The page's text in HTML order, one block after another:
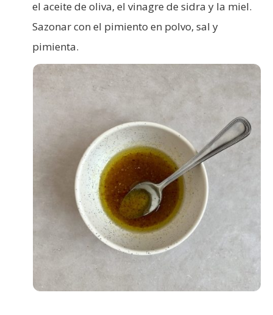
el aceite de oliva, el vinagre de sidra y la miel.
Sazonar con el pimiento en polvo, sal y
pimienta.